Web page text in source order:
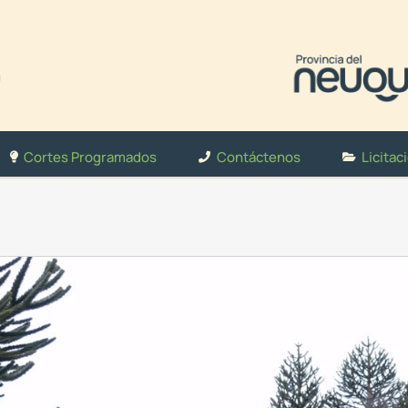
Cortes Programados Contáctenos